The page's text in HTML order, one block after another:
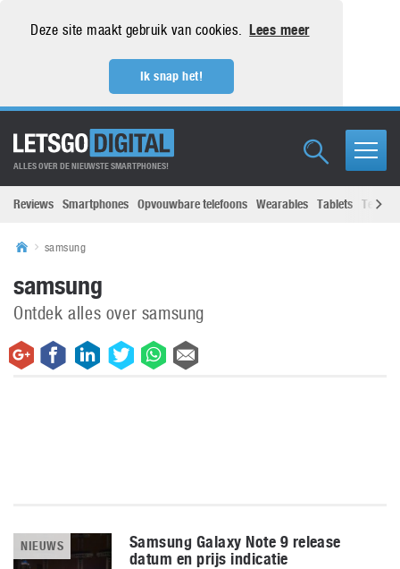
Deze site maakt gebruik van cookies. Lees meer
Ik snap het!
ALLES OVER DE NIEUWSTE SMARTPHONES!
Reviews Smartphones Opvouwbare telefoons Wearables Tablets
samsung
samsung
Ontdek alles over samsung
NIEUWS
Samsung Galaxy Note 9 release
datum en prijs indicatie